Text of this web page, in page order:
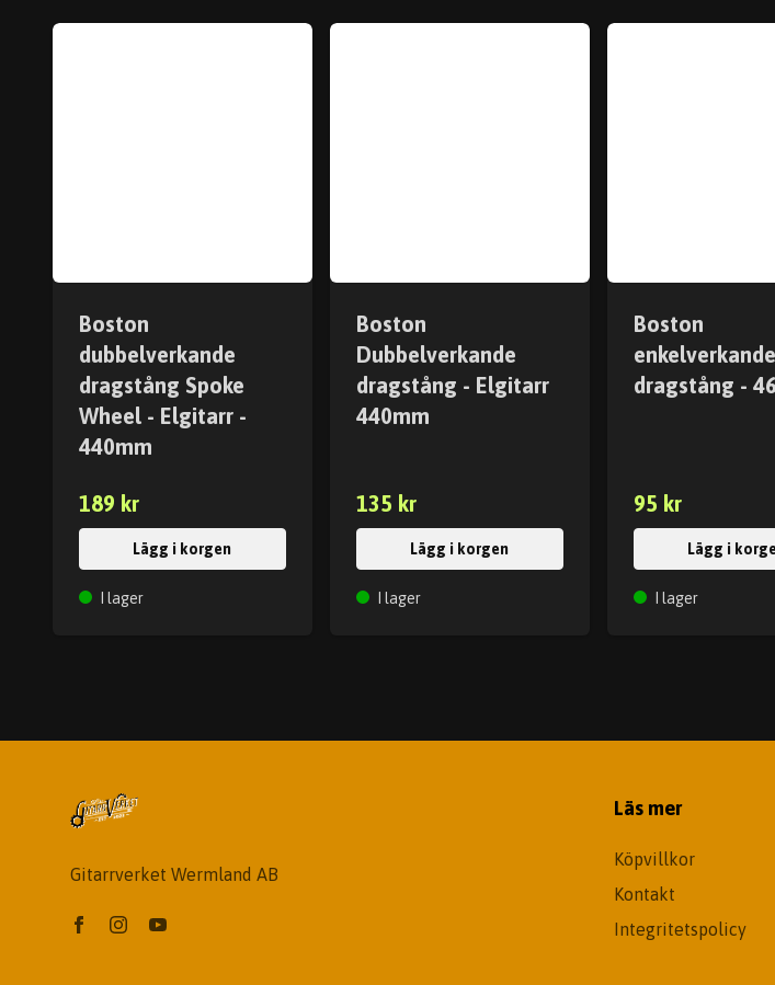
Boston
dubbelverkande
dragstång Spoke
Wheel - Elgitarr -
440mm
189 kr
Lägg i korgen
I lager
Boston
Dubbelverkande
dragstång - Elgitarr
440mm
135 kr
Lägg i korgen
I lager
Boston
enkelverkande
dragstång -
95 kr
Lägg i
I lager
Gitarrverket Wermland AB
Läs mer
Köpvillkor
Kontakt
Integritetspolicy